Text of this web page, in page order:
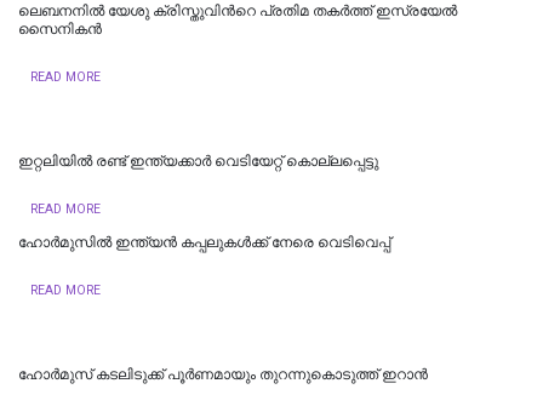
ലെബനനില്‍ യേശു ക്രിസ്തുവിന്‍റെ പ്രതിമ തകര്‍ത്ത് ഇസ്രയേല്‍
സൈനികന്‍
READ MORE
ഇറ്റലിയില്‍ രണ്ട് ഇന്ത്യക്കാര്‍ വെടിയേറ്റ് കൊല്ലപ്പെട്ടു
READ MORE
ഹോർമുസിൽ ഇന്ത്യൻ കപ്പലുകൾക്ക് നേരെ വെടിവെപ്പ്
READ MORE
ഹോര്‍മുസ് കടലിടുക്ക് പൂര്‍ണമായും തുറന്നുകൊടുത്ത് ഇറാൻ